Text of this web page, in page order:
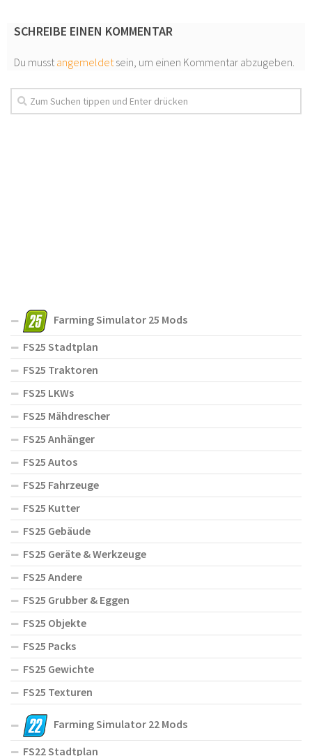
SCHREIBE EINEN KOMMENTAR
Du musstangemeldetsein, um einen Kommentar abzugeben.
Farming Simulator 25 Mods
FS25 Stadtplan
FS25 Traktoren
FS25 LKWs
FS25 Mähdrescher
FS25 Anhänger
FS25 Autos
FS25 Fahrzeuge
FS25 Kutter
FS25 Gebäude
FS25 Geräte & Werkzeuge
FS25 Andere
FS25 Grubber & Eggen
FS25 Objekte
FS25 Packs
FS25 Gewichte
FS25 Texturen
Farming Simulator 22 Mods
FS22 Stadtplan